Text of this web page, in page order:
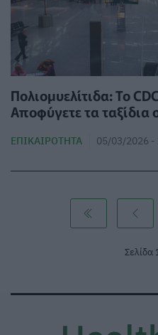
Πολιομυελίτιδα: Το
Αποφύγετε τα ταξίδια
ΕΠΙΚΑΙΡΌΤΗΤΑ 05/03/2026 -
Σελίδα